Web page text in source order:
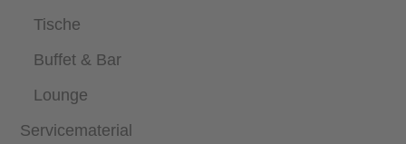
Tische
Buffet & Bar
Lounge
Servicematerial